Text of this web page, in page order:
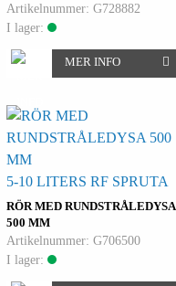
Artikelnummer: G728882
I lager:
MER INFO
RÖR MED RUNDSTRÅLEDYSA
500 MM
5-10 LITERS RF SPRUTA
Artikelnummer: G706500
I lager: